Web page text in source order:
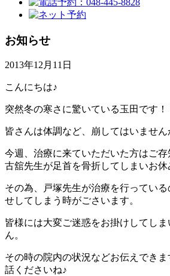
お知らせ
2013年12月11日
こんにちは♪
突然冬の寒さに驚いている玉田です！
皆さんは体調など、崩してはいません
今週、治療に来ていただいた方はご存
古舘先生が足首を骨折してしまいお休
その為、戸塚先生が治療を行ってい
せしてしまう時がごさいます。
皆様には大変ご迷惑をお掛けしてし
ん。
その時の院内の状況などお伝えでき
話くださいね♪